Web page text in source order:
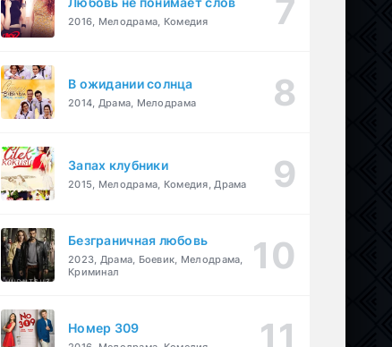
2016, Мелодрама, Комедия
В ожидании солнца
2014, Драма, Мелодрама
Запах клубники
2015, Мелодрама, Комедия, Драма
Безграничная любовь
2023, Драма, Боевик, Мелодрама,
Криминал
Номер 309